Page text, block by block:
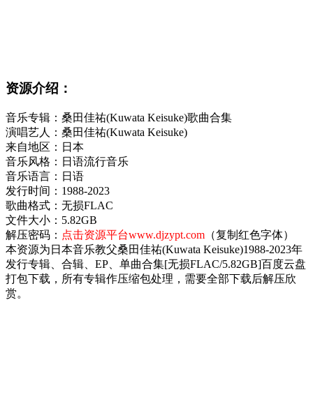
资源介绍：
音乐专辑：桑田佳祐(Kuwata Keisuke)歌曲合集
演唱艺人：桑田佳祐(Kuwata Keisuke)
来自地区：日本
音乐风格：日语流行音乐
音乐语言：日语
发行时间：1988-2023
歌曲格式：无损FLAC
文件大小：5.82GB
解压密码： 点击资源平台www.djzypt.com （复制红色字体）
本资源为日本音乐教父桑田佳祐(Kuwata Keisuke)1988-2023年
发行专辑、合辑、EP、单曲合集[无损FLAC/5.82GB]百度云盘
打包下载，所有专辑作压缩包处理，需要全部下载后解压欣
赏。